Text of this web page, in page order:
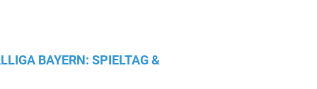
BAYERN: SPIELTAG &